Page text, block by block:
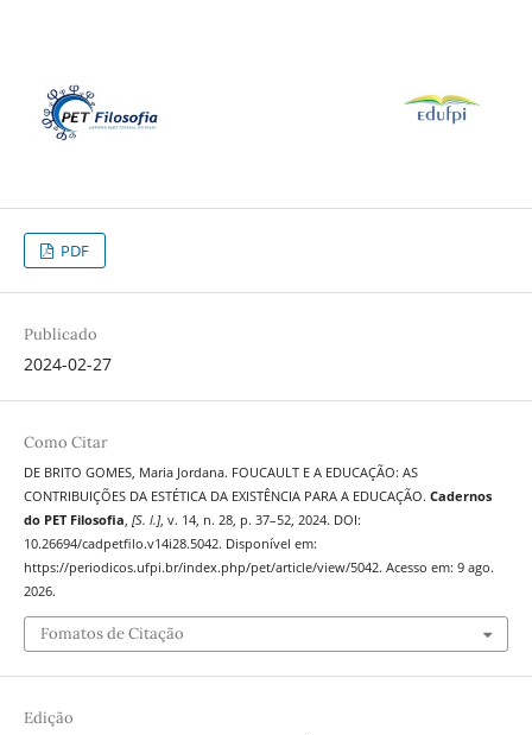
PDF
Publicado
2024-02-27
Como Citar
DE BRITO GOMES, Maria Jordana. FOUCAULT E A EDUCAÇÃO: AS
CONTRIBUIÇÕES DA ESTÉTICA DA EXISTÊNCIA PARA A EDUCAÇÃO. Cadernos
do PET Filosofia, [S. l.], v. 14, n. 28, p. 37–52, 2024. DOI:
10.26694/cadpetfilo.v14i28.5042. Disponível em:
https://periodicos.ufpi.br/index.php/pet/article/view/5042. Acesso em: 9 ago.
2026.
Fomatos de Citação
Edição